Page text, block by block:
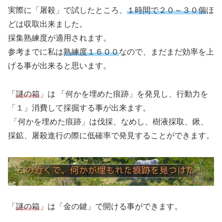
実際に「屠殺」で試したところ、 １時間で２０～３０個ほ
どは収取出来ました。
採集熟練度が適用されます。
参考までに私は熟練度１６００なので、まだまだ効率を上
げる事が出来ると思います。
「 謎の箱 」は 「何かを埋めた痕跡」を発見し、行動力を
「１」消費して採掘する事が出来ます。
「何かを埋めた痕跡」は伐採、なめし、樹液採取、鍬、
採鉱、屠殺進行の際に低確率で発見することができます。
「 謎の箱 」は「金の鍵」で開ける事ができます。